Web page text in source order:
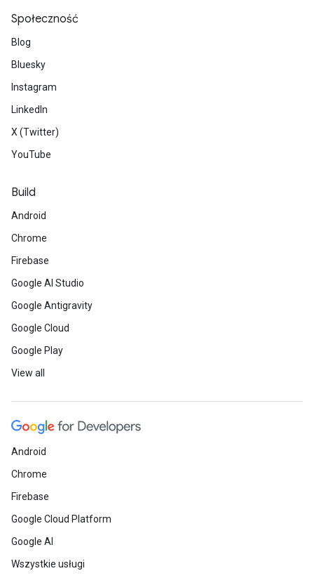
Społeczność
Blog
Bluesky
Instagram
LinkedIn
X (Twitter)
YouTube
Build
Android
Chrome
Firebase
Google AI Studio
Google Antigravity
Google Cloud
Google Play
View all
Android
Chrome
Firebase
Google Cloud Platform
Google AI
Wszystkie usługi